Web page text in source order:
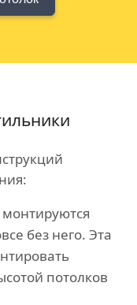
монтируются
без него. Эта
потолков